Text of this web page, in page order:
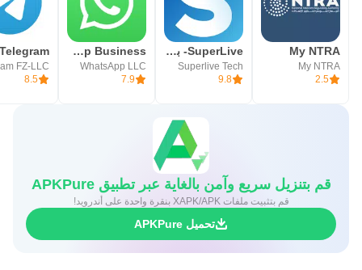
My NTRA
My NTRA
2.5
SuperLive- بث مباشر و دردشة
Superlive Tech
9.8
WhatsApp Business
WhatsApp LLC
7.9
Telegram
FZ-LLC
8.5
قم بتنزيل سريع وآمن بالغاية عبر تطبيق APKPure
قم بتثبيت ملفات XAPK/APK بنقرة واحدة على أندرويد!
تحميل APKPure